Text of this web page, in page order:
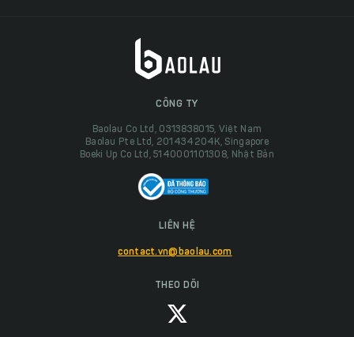
CÔNG TY
Baolau Co Ltd, 0313838015, Việt Nam
Baolau Pte Ltd, 201434204K, Singapore
Boeki Up Co Ltd, 5140001101308, Nhật Bản
LIÊN HỆ
contact.vn@baolau.com
THEO DÕI